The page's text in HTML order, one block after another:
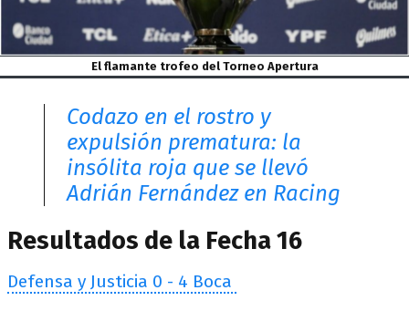
El flamante trofeo del Torneo Apertura
Codazo en el rostro y
expulsión prematura: la
insólita roja que se llevó
Adrián Fernández en Racing
Resultados de la Fecha 16
Defensa y Justicia 0 - 4 Boca